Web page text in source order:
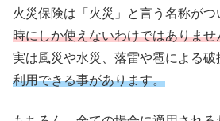
火災保険は「火災」と言う名称がつ
時にしか使えないわけではありませ
実は風災や水災、落雷や雹による破
利用できる事があります。